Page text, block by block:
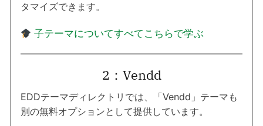
タマイズできます。
子テーマについてすべてこちらで学ぶ
2：Vendd
EDDテーマディレクトリでは、「Vendd」テーマも
別の無料オプションとして提供しています。